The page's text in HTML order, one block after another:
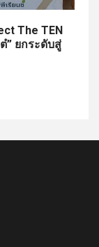
The TEN
” ยกระดับสู่